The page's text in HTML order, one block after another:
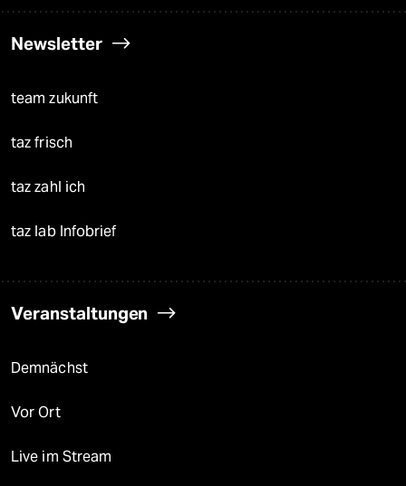
Newsletter
team zukunft
taz frisch
taz zahl ich
taz lab Infobrief
Veranstaltungen
Demnächst
Vor Ort
Live im Stream